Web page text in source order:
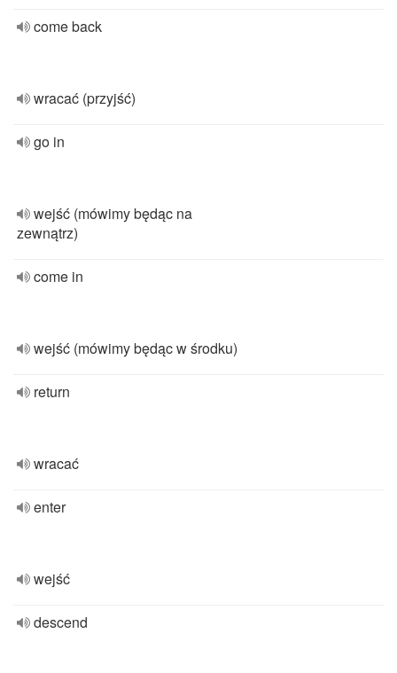
come back
wracać (przyjść)
go in
wejść (mówimy będąc na
zewnątrz)
come in
wejść (mówimy będąc w środku)
return
wracać
enter
wejść
descend